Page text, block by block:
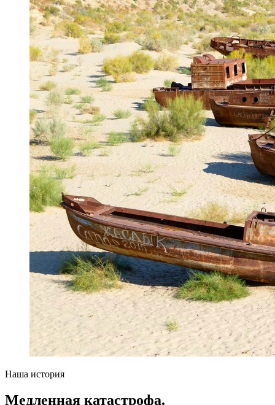
Наша история
Медленная катастрофа.